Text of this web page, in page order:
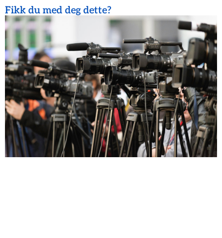
Fikk du med deg dette?